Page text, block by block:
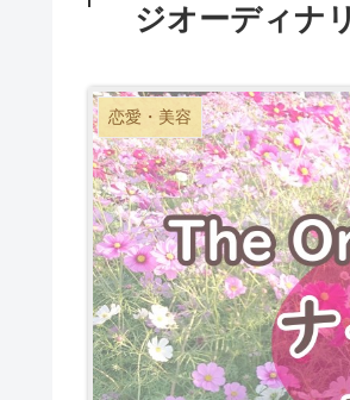
ジオーディナ
恋愛・美容